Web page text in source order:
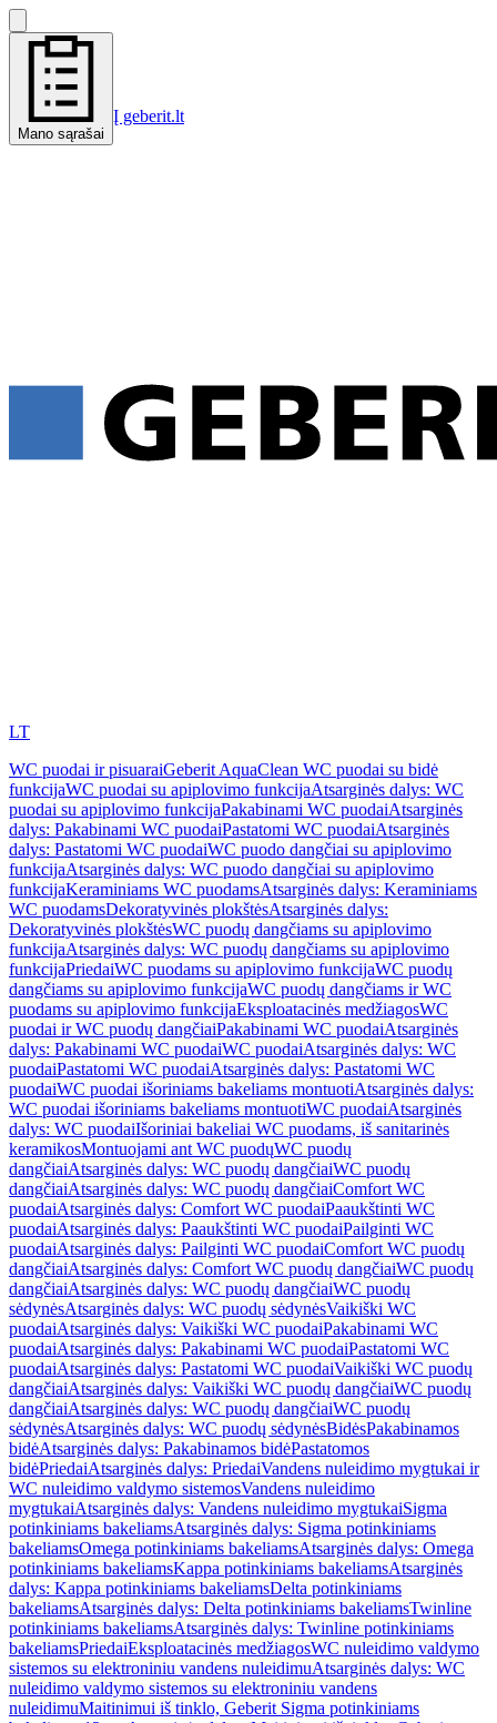
Mano sąrašai
Į geberit.lt
LT
WC puodai ir pisuaraiGeberit AquaClean WC puodai su bidė
funkcijaWC puodai su apiplovimo funkcijaAtsarginės dalys: WC
puodai su apiplovimo funkcijaPakabinami WC puodaiAtsarginės
dalys: Pakabinami WC puodaiPastatomi WC puodaiAtsarginės
dalys: Pastatomi WC puodaiWC puodo dangčiai su apiplovimo
funkcijaAtsarginės dalys: WC puodo dangčiai su apiplovimo
funkcijaKeraminiams WC puodamsAtsarginės dalys: Keraminiams
WC puodamsDekoratyvinės plokštėsAtsarginės dalys:
Dekoratyvinės plokštėsWC puodų dangčiams su apiplovimo
funkcijaAtsarginės dalys: WC puodų dangčiams su apiplovimo
funkcijaPriedaiWC puodams su apiplovimo funkcijaWC puodų
dangčiams su apiplovimo funkcijaWC puodų dangčiams ir WC
puodams su apiplovimo funkcijaEksploatacinės medžiagosWC
puodai ir WC puodų dangčiaiPakabinami WC puodaiAtsarginės
dalys: Pakabinami WC puodaiWC puodaiAtsarginės dalys: WC
puodaiPastatomi WC puodaiAtsarginės dalys: Pastatomi WC
puodaiWC puodai išoriniams bakeliams montuotiAtsarginės dalys:
WC puodai išoriniams bakeliams montuotiWC puodaiAtsarginės
dalys: WC puodaiIšoriniai bakeliai WC puodams, iš sanitarinės
keramikosMontuojami ant WC puodųWC puodų
dangčiaiAtsarginės dalys: WC puodų dangčiaiWC puodų
dangčiaiAtsarginės dalys: WC puodų dangčiaiComfort WC
puodaiAtsarginės dalys: Comfort WC puodaiPaaukštinti WC
puodaiAtsarginės dalys: Paaukštinti WC puodaiPailginti WC
puodaiAtsarginės dalys: Pailginti WC puodaiComfort WC puodų
dangčiaiAtsarginės dalys: Comfort WC puodų dangčiaiWC puodų
dangčiaiAtsarginės dalys: WC puodų dangčiaiWC puodų
sėdynėsAtsarginės dalys: WC puodų sėdynėsVaikiški WC
puodaiAtsarginės dalys: Vaikiški WC puodaiPakabinami WC
puodaiAtsarginės dalys: Pakabinami WC puodaiPastatomi WC
puodaiAtsarginės dalys: Pastatomi WC puodaiVaikiški WC puodų
dangčiaiAtsarginės dalys: Vaikiški WC puodų dangčiaiWC puodų
dangčiaiAtsarginės dalys: WC puodų dangčiaiWC puodų
sėdynėsAtsarginės dalys: WC puodų sėdynėsBidėsPakabinamos
bidėAtsarginės dalys: Pakabinamos bidėPastatomos
bidėPriedaiAtsarginės dalys: PriedaiVandens nuleidimo mygtukai ir
WC nuleidimo valdymo sistemosVandens nuleidimo
mygtukaiAtsarginės dalys: Vandens nuleidimo mygtukaiSigma
potinkiniams bakeliamsAtsarginės dalys: Sigma potinkiniams
bakeliamsOmega potinkiniams bakeliamsAtsarginės dalys: Omega
potinkiniams bakeliamsKappa potinkiniams bakeliamsAtsarginės
dalys: Kappa potinkiniams bakeliamsDelta potinkiniams
bakeliamsAtsarginės dalys: Delta potinkiniams bakeliamsTwinline
potinkiniams bakeliamsAtsarginės dalys: Twinline potinkiniams
bakeliamsPriedaiEksploatacinės medžiagosWC nuleidimo valdymo
sistemos su elektroniniu vandens nuleidimuAtsarginės dalys: WC
nuleidimo valdymo sistemos su elektroniniu vandens
nuleidimuMaitinimui iš tinklo, Geberit Sigma potinkiniams